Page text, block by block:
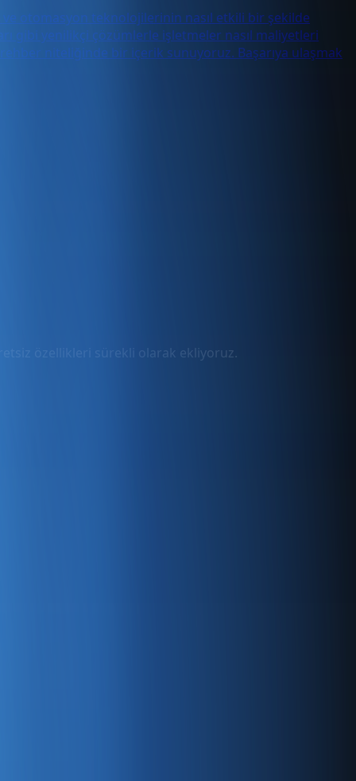
otomasyon teknolojilerinin nasıl etkili bir şekilde
gibi yenilikçi çözümlerle işletmeler nasıl maliyetleri
niteliğinde bir içerik sunuyoruz. Başarıya ulaşmak
özellikleri sürekli olarak ekliyoruz.